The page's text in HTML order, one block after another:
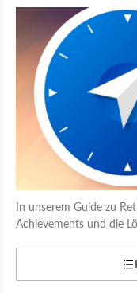
In unserem Guide zu
Achievements und die